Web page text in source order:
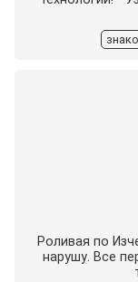
Роливая по
нарушу. Все